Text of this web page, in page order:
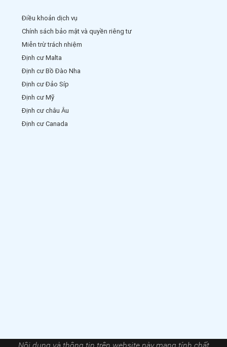
Điều khoản dịch vụ
Chính sách bảo mật và quyền riêng tư
Miễn trừ trách nhiệm
Định cư Malta
Định cư Bồ Đào Nha
Định cư Đảo Síp
Định cư Mỹ
Định cư châu Âu
Định cư Canada
Nội dung và thông tin trên website này mang tính chất